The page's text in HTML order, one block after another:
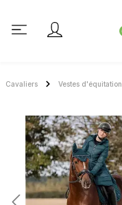
Cavaliers Vestes d'équitation